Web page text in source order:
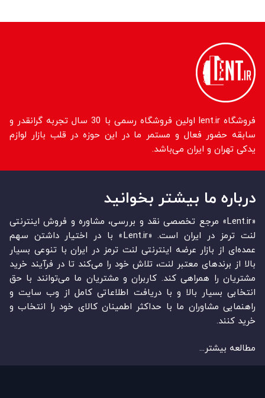
فروشگاه lent.ir اولین فروشگاه رسمی با 30 سال تجربه گرانقدر و
سابقه حضور فعال و مستمر ما در این حوزه در قلب بازار لوازم
یدکی تهران و ایران می‌باشد.
درباره ما بیشتر بخوانید
«Lent.ir» مرجع تخصصی نقد و بررسی، مشاوره و فروش اینترنتی
لنت ترمز در ایران است. «Lent.ir» با در اختیار داشتن سهم
عمده‏‌ای از بازار عرضه اینترنتی لنت ترمز در ایران با تنوعی بسیار
بالا از برندهای معتبر لنت، تلاش خود را می‌‏‏کند تا در فرآیند خرید
مشتریان را همراهی کند. کاربران و مشتریان ما می‏‏‌توانند با حق
انتخابی بسیار بالا و با دریافت اطلاعاتی کامل از وب سایت و
راهنمایی مشاوران ما با حداکثر اطمینان کالای خود را انتخاب و
خرید کنند.
مطالعه بیشتر...